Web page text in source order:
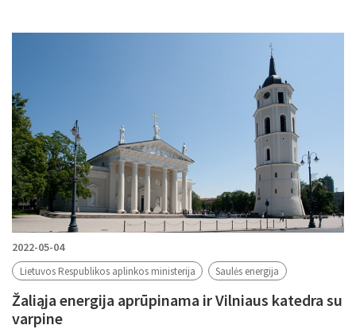
2022-05-04
Lietuvos Respublikos aplinkos ministerija Saulės energija
Žaliąja energija aprūpinama ir Vilniaus katedra su
varpine